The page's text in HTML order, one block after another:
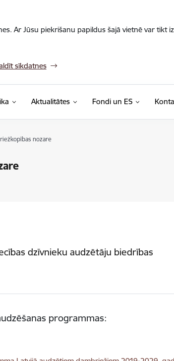
Ar Jūsu piekrišanu papildus šajā vietnē var tikt
sīkdatnes
Aktualitātes Fondi un ES
nozare
dzīvnieku audzētāju biedrības
programmas: